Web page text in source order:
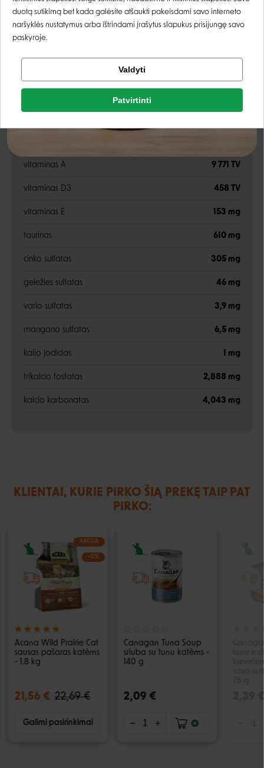
Rašyti atsiliepimą
baltymai 19,5%
riebalai 1,3%
vitaminas A 9 771 TV
vitaminas D3 458 TV
vitaminas E 153 mg
taurinas 610 mg
cinko sulfatas 305 mg
geležies sulfatas 46 mg
vario sulfatas 3,9 mg
mangano sulfatas 6,5 mg
kalio jodidas 1 mg
trikalcio fosfatas 2,888 mg
kalcio karbonatas 4,043 mg
KLIENTAI, KURIE PIRKO ŠIĄ PREKĘ TAIP PAT
PIRKO:
AKCIJA
−5%
Acana Wild Prairie Cat
sausas pašaras katėms
- 1.8 kg
21,56 € 22,69 €
Galimi pasirinkimai
Canagan Tuna Soup
sriuba su tunu katėms -
140 g
2,09 €
savo
2,39 €
Rašyti atsiliepimą
Registruotis
Facebook
Negalite prisijungti prie paskyros?
duotą sutikimą bet kada galėsite atšaukti pakeisdami savo interneto
naršyklės nustatymus arba ištrindami įrašytus slapukus prisijungę savo
paskyroje.
Valdyti
Patvirtinti